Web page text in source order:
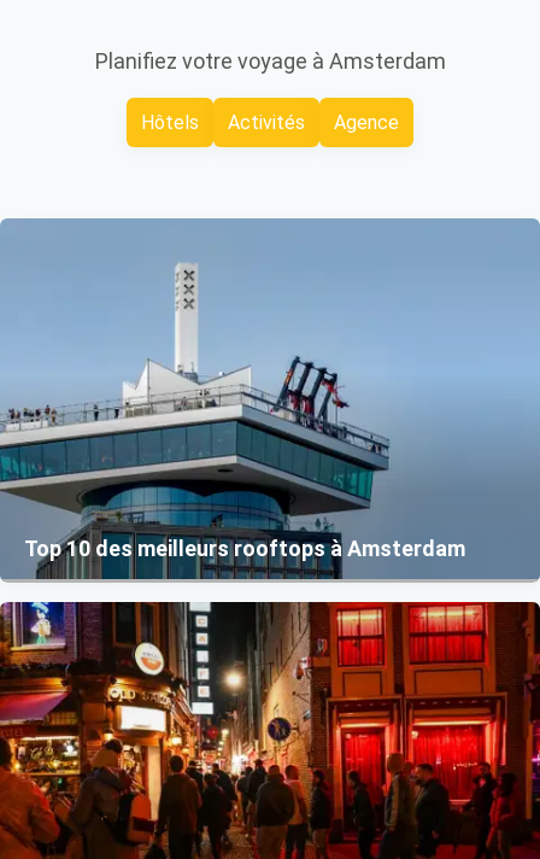
Planifiez votre voyage à Amsterdam
Hôtels Activités Agence
Top 10 des meilleurs rooftops à Amsterdam